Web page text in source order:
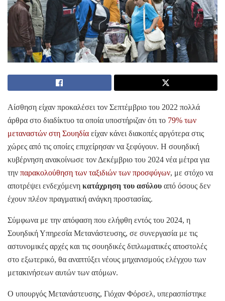
Αίσθηση είχαν προκαλέσει τον Σεπτέμβριο του 2022 πολλά
άρθρα στο διαδίκτυο τα οποία υποστήριζαν ότι το 79% των
μεταναστών στη Σουηδία είχαν κάνει διακοπές αργότερα στις
χώρες από τις οποίες επιχείρησαν να ξεφύγουν. Η σουηδική
κυβέρνηση ανακοίνωσε τον Δεκέμβριο του 2024 νέα μέτρα για
την παρακολούθηση των ταξιδιών των προσφύγων, με στόχο να
αποτρέψει ενδεχόμενη κατάχρηση του ασύλου από όσους δεν
έχουν πλέον πραγματική ανάγκη προστασίας.
Σύμφωνα με την απόφαση που ελήφθη εντός του 2024, η
Σουηδική Υπηρεσία Μετανάστευσης, σε συνεργασία με τις
αστυνομικές αρχές και τις σουηδικές διπλωματικές αποστολές
στο εξωτερικό, θα αναπτύξει νέους μηχανισμούς ελέγχου των
μετακινήσεων αυτών των ατόμων.
Ο υπουργός Μετανάστευσης, Γιόχαν Φόρσελ, υπερασπίστηκε